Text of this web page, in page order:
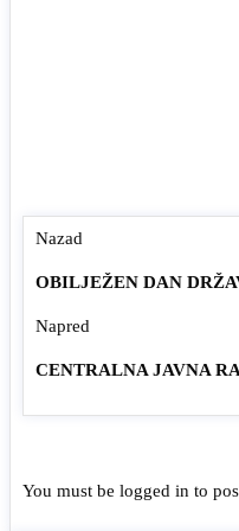
Nazad
OBILJEŽEN DAN
Napred
CENTRALNA JAVNA
You must be logged in to